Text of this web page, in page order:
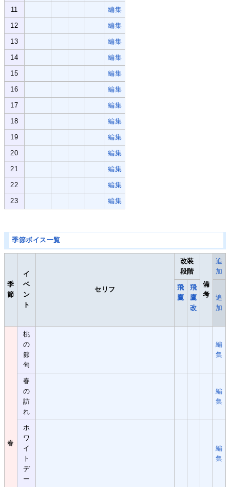
11 編集
12 編集
13 編集
14 編集
15 編集
16 編集
17 編集
18 編集
19 編集
20 編集
21 編集
22 編集
23 編集
季節ボイス一覧
季
節
イ
ベ
ン
ト
セリフ
改装
段階
備
考
追
加
飛
鷹
飛
鷹
改
追
加
春
桃
の
節
句
編
集
春
の
訪
れ
編
集
ホ
ワ
イ
ト
デ
ー
編
集